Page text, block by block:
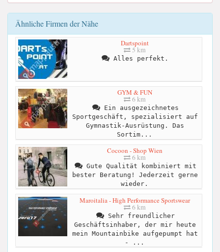
Ähnliche Firmen der Nähe
Dartspoint
5 km
Alles perfekt.
GYM & FUN
6 km
Ein ausgezeichnetes
Sportgeschäft, spezialisiert auf
Gymnastik-Ausrüstung. Das
Sortim...
Cocoon - Shop Wien
6 km
Gute Qualität kombiniert mit
bester Beratung! Jederzeit gerne
wieder.
Maroitalia - High Performance Sportswear
6 km
Sehr freundlicher
Geschäftsinhaber, der mir heute
mein Mountainbike aufgepumpt hat
- ...